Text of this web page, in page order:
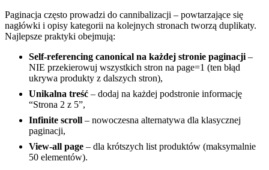
Paginacja często prowadzi do cannibalizacji – powtarzające się
nagłówki i opisy kategorii na kolejnych stronach tworzą duplikaty.
Najlepsze praktyki obejmują:
Self-referencing canonical na każdej stronie paginacji –
NIE przekierowuj wszystkich stron na page=1 (ten błąd
ukrywa produkty z dalszych stron),
Unikalna treść – dodaj na każdej podstronie informację
“Strona 2 z 5”,
Infinite scroll – nowoczesna alternatywa dla klasycznej
paginacji,
View-all page – dla krótszych list produktów (maksymalnie
50 elementów).